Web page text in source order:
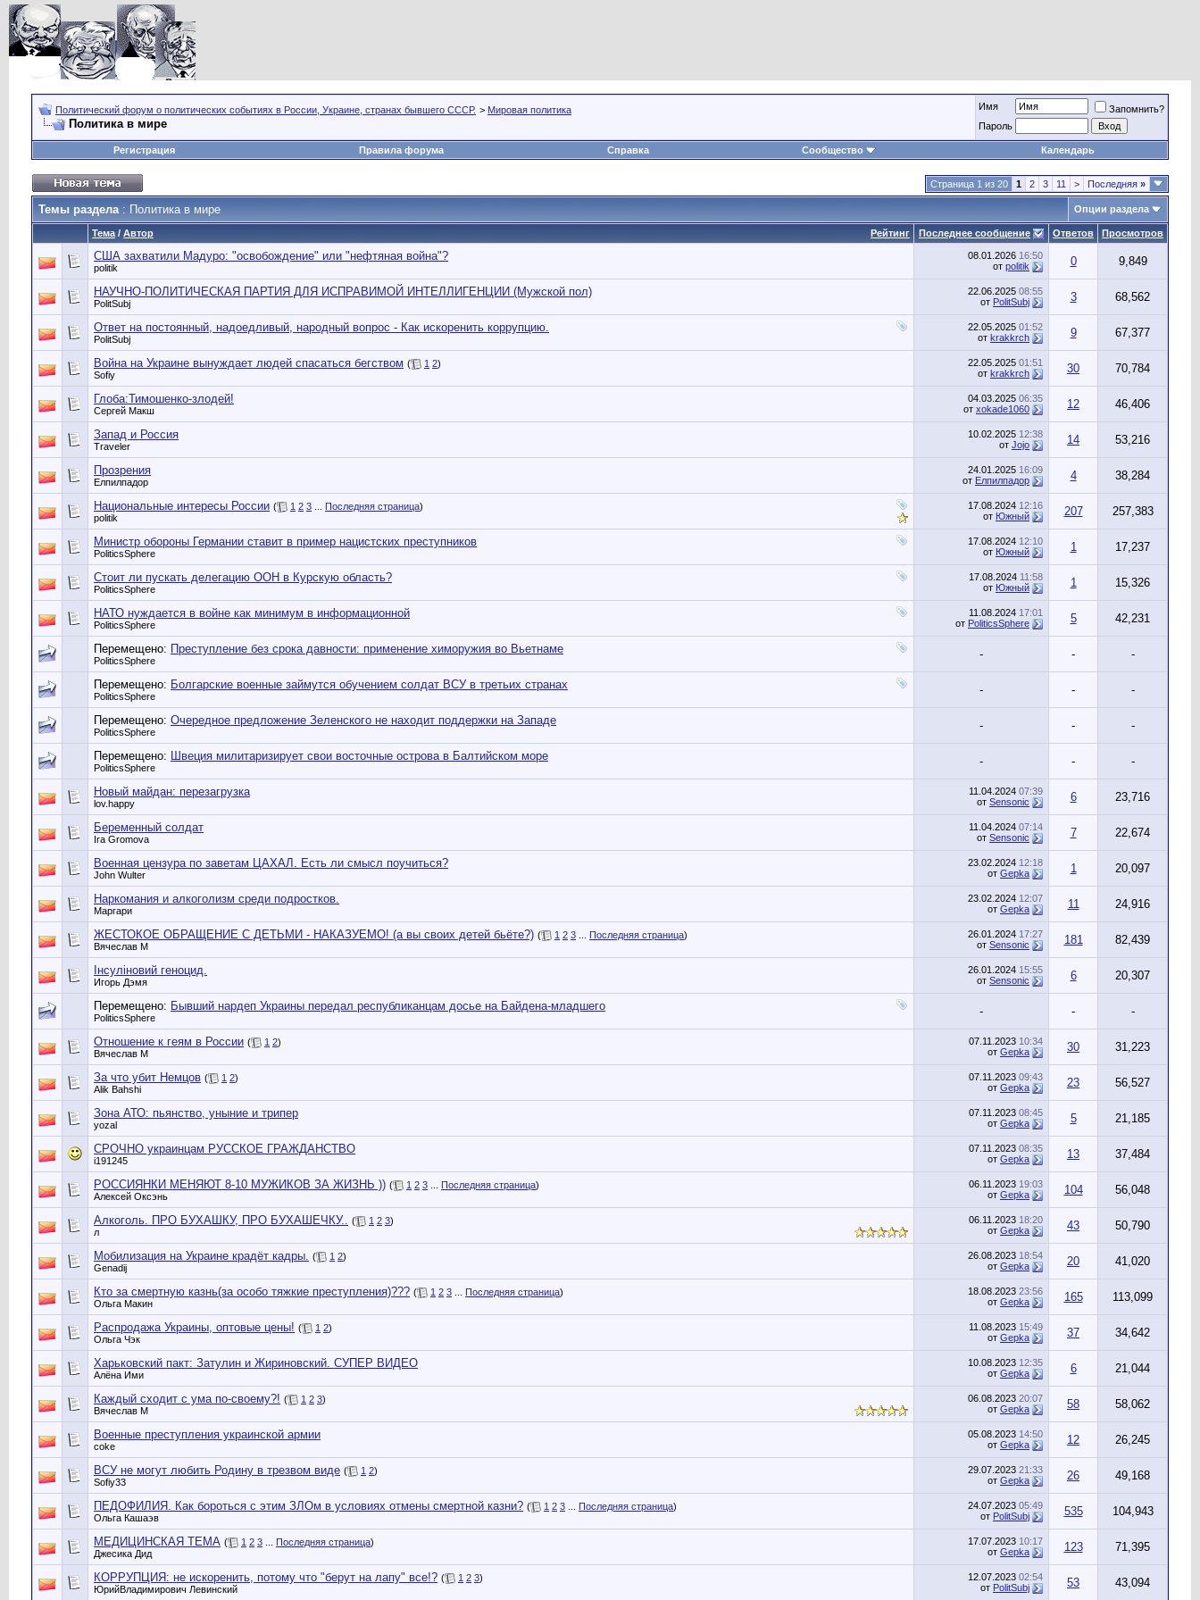
Политический форум о политических событиях в России, Украине, странах бывшего СССР. > Мировая политика
Политика в мире
Имя
Запомнить?
Пароль
Регистрация Правила форума Справка Сообщество Календарь
Страница 1 из 20 1 2 3 11 > Последняя »
Темы раздела: Политика в мире Опции раздела
Рейтинг
Тема / Автор Последнее сообщение Ответов Просмотров
США захватили Мадуро: "освобождение" или "нефтяная война"?
politik
08.01.2026 16:50
от politik 0 9,849
НАУЧНО-ПОЛИТИЧЕСКАЯ ПАРТИЯ ДЛЯ ИСПРАВИМОЙ ИНТЕЛЛИГЕНЦИИ (Мужской пол)
PolitSubj
22.06.2025 08:55
от PolitSubj 3 68,562
Ответ на постоянный, надоедливый, народный вопрос - Как искоренить коррупцию.
PolitSubj
22.05.2025 01:52
от krakkrch 9 67,377
Война на Украине вынуждает людей спасаться бегством ( 1 2)
Sofiy
22.05.2025 01:51
от krakkrch 30 70,784
Глоба:Тимошенко-злодей!
Сергей Макш
04.03.2025 06:35
от xokade1060 12 46,406
Запад и Россия
Traveler
10.02.2025 12:38
от Jojo 14 53,216
Прозрения
Елпилпадор
24.01.2025 16:09
от Елпилпадор 4 38,284
Национальные интересы России ( 1 2 3 Последняя страница)
politik
17.08.2024 12:16
от Южный 207 257,383
Министр обороны Германии ставит в пример нацистских преступников
PoliticsSphere
17.08.2024 12:10
от Южный 1 17,237
Стоит ли пускать делегацию ООН в Курскую область?
PoliticsSphere
17.08.2024 11:58
от Южный 1 15,326
НАТО нуждается в войне как минимум в информационной
PoliticsSphere
11.08.2024 17:01
от PoliticsSphere 5 42,231
Перемещено: Преступление без срока давности: применение химоружия во Вьетнаме
PoliticsSphere - - -
Перемещено: Болгарские военные займутся обучением солдат ВСУ в третьих странах
PoliticsSphere - - -
Перемещено: Очередное предложение Зеленского не находит поддержки на Западе
PoliticsSphere - - -
Перемещено: Швеция милитаризирует свои восточные острова в Балтийском море
PoliticsSphere - - -
Новый майдан: перезагрузка
lov.happy
11.04.2024 07:39
от Sensonic 6 23,716
Беременный солдат
Ira Gromova
11.04.2024 07:14
от Sensonic 7 22,674
Военная цензура по заветам ЦАХАЛ. Есть ли смысл поучиться?
John Wulter
23.02.2024 12:18
от Gepka 1 20,097
Наркомания и алкоголизм среди подростков.
Маргари
23.02.2024 12:07
от Gepka 11 24,916
ЖЕСТОКОЕ ОБРАЩЕНИЕ С ДЕТЬМИ - НАКАЗУЕМО! (а вы своих детей бьёте?) ( 1 2 3 Последняя страница)
Вячеслав М
26.01.2024 17:27
от Sensonic 181 82,439
Інсуліновий геноцид.
Игорь Дэмя
26.01.2024 15:55
от Sensonic 6 20,307
Перемещено: Бывший нардеп Украины передал республиканцам досье на Байдена-младшего
PoliticsSphere - - -
Отношение к геям в России ( 1 2)
Вячеслав М
07.11.2023 10:34
от Gepka 30 31,223
За что убит Немцов ( 1 2)
Alik Bahshi
07.11.2023 09:43
от Gepka 23 56,527
Зона АТО: пьянство, уныние и трипер
yozal
07.11.2023 08:45
от Gepka 5 21,185
СРОЧНО украинцам РУССКОЕ ГРАЖДАНСТВО
i191245
07.11.2023 08:35
от Gepka 13 37,484
РОССИЯНКИ МЕНЯЮТ 8-10 МУЖИКОВ ЗА ЖИЗНЬ )) ( 1 2 3 Последняя страница)
Алексей Оксэнь
06.11.2023 19:03
от Gepka 104 56,048
Алкоголь. ПРО БУХАШКУ, ПРО БУХАШЕЧКУ.. ( 1 2 3)
л
06.11.2023 18:20
от Gepka 43 50,790
Мобилизация на Украине крадёт кадры. ( 1 2)
Genadij
26.08.2023 18:54
от Gepka 20 41,020
Кто за смертную казнь(за особо тяжкие преступления)??? ( 1 2 3 Последняя страница)
Ольга Макин
18.08.2023 23:56
от Gepka 165 113,099
Распродажа Украины, оптовые цены! ( 1 2)
Ольга Чэк
11.08.2023 15:49
от Gepka 37 34,642
Харьковский пакт: Затулин и Жириновский. СУПЕР ВИДЕО
Алёна Ими
10.08.2023 12:35
от Gepka 6 21,044
Каждый сходит с ума по-своему?! ( 1 2 3)
Вячеслав М
06.08.2023 20:07
от Gepka 58 58,062
Военные преступления украинской армии
coke
05.08.2023 14:50
от Gepka 12 26,245
ВСУ не могут любить Родину в трезвом виде ( 1 2)
Sofiy33
29.07.2023 21:33
от Gepka 26 49,168
ПЕДОФИЛИЯ. Как бороться с этим ЗЛОм в условиях отмены смертной казни? ( 1 2 3 Последняя страница)
Ольга Кашаэв
24.07.2023 05:49
от PolitSubj 535 104,943
МЕДИЦИНСКАЯ ТЕМА ( 1 2 3 Последняя страница)
Джесика Дид
17.07.2023 10:17
от Gepka 123 71,395
КОРРУПЦИЯ: не искоренить, потому что "берут на лапу" все!? ( 1 2 3)
ЮрийВладимирович Левинский
12.07.2023 02:54
от PolitSubj 53 43,094